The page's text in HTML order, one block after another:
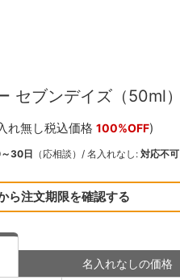
セブンデイズ（50ml）
れ無し税込価格 100%OFF)
30日 （応相談）/ 名入れなし: 対応不可
ら注文期限を確認する
名入れなしの価格